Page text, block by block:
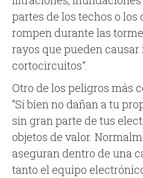
partes de los techos o los
rompen durante las
rayos que pueden
cortocircuitos”.
Otro de los peligros más
“Si bien no dañan a tu
sin gran parte de tus
objetos de valor.
aseguran dentro de una
tanto el equipo